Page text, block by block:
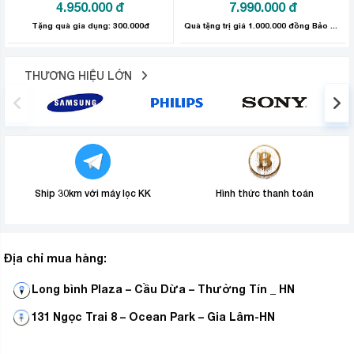
làm từ chất liệu thép không gỉ, các lỗ thoát nước được
tốt hơn mà còn đảm bảo độ bền đẹp như mới theo thời
gian.
4.950.000 đ
Tặng quà gia dụng: 300.000đ
7.990.000 đ
THƯƠNG HIỆU LỚN
Ship 30km với máy lọc KK Hình thức thanh toán
Địa chỉ mua hàng:
Long bình Plaza – Cầu Dừa – Thường Tín _ HN
131 Ngọc Trai 8 – Ocean Park – Gia Lâm-HN